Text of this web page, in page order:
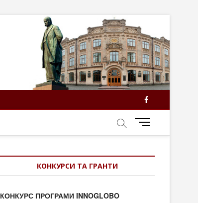
Facebook
M
u
u
КОНКУРСИ ТА ГРАНТИ
КОНКУРС ПРОГРАМИ INNOGLOBO